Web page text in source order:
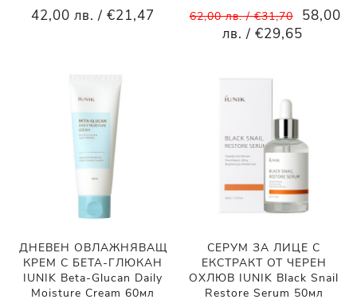
42,00 лв. / €21,47 62,00 лв. / €31,70
58,00
лв. / €29,65
ДНЕВЕН ОВЛАЖНЯВАЩ
КРЕМ С БЕТА-ГЛЮКАН
IUNIK Beta-Glucan Daily
Moisture Cream 60мл
СЕРУМ ЗА ЛИЦЕ С
ЕКСТРАКТ ОТ ЧЕРЕН
ОХЛЮВ IUNIK Black Snail
Restore Serum 50мл